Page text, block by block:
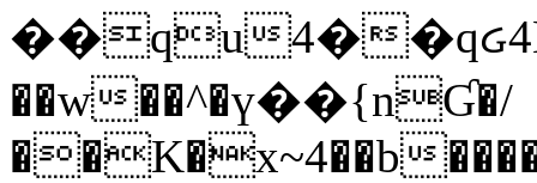
��qu4�
��w��^�ү��{nƓ�/
��K�x~4��b